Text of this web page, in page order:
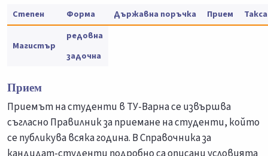
Степен Форма Държавна поръчка Прием
Магистър
редовна
задочна
Прием
Приемът на студенти в ТУ-Варна се извършва
съгласно Правилник за приемане на студенти, който
се публикува всяка година. В Справочника за